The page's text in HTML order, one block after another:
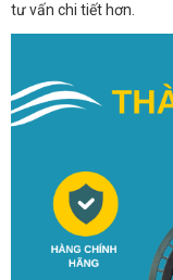
tư vấn chi tiết hơn.